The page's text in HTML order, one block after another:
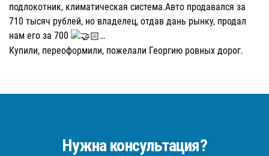
подлокотник, климатическая система.Авто продавался за
710 тысяч рублей, но владелец, отдав дань рынку, продал
нам его за 700
…
Купили, переоформили, пожелали Георгию ровных дорог.
Нужна консультация?